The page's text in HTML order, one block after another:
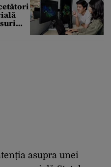
asupra unei